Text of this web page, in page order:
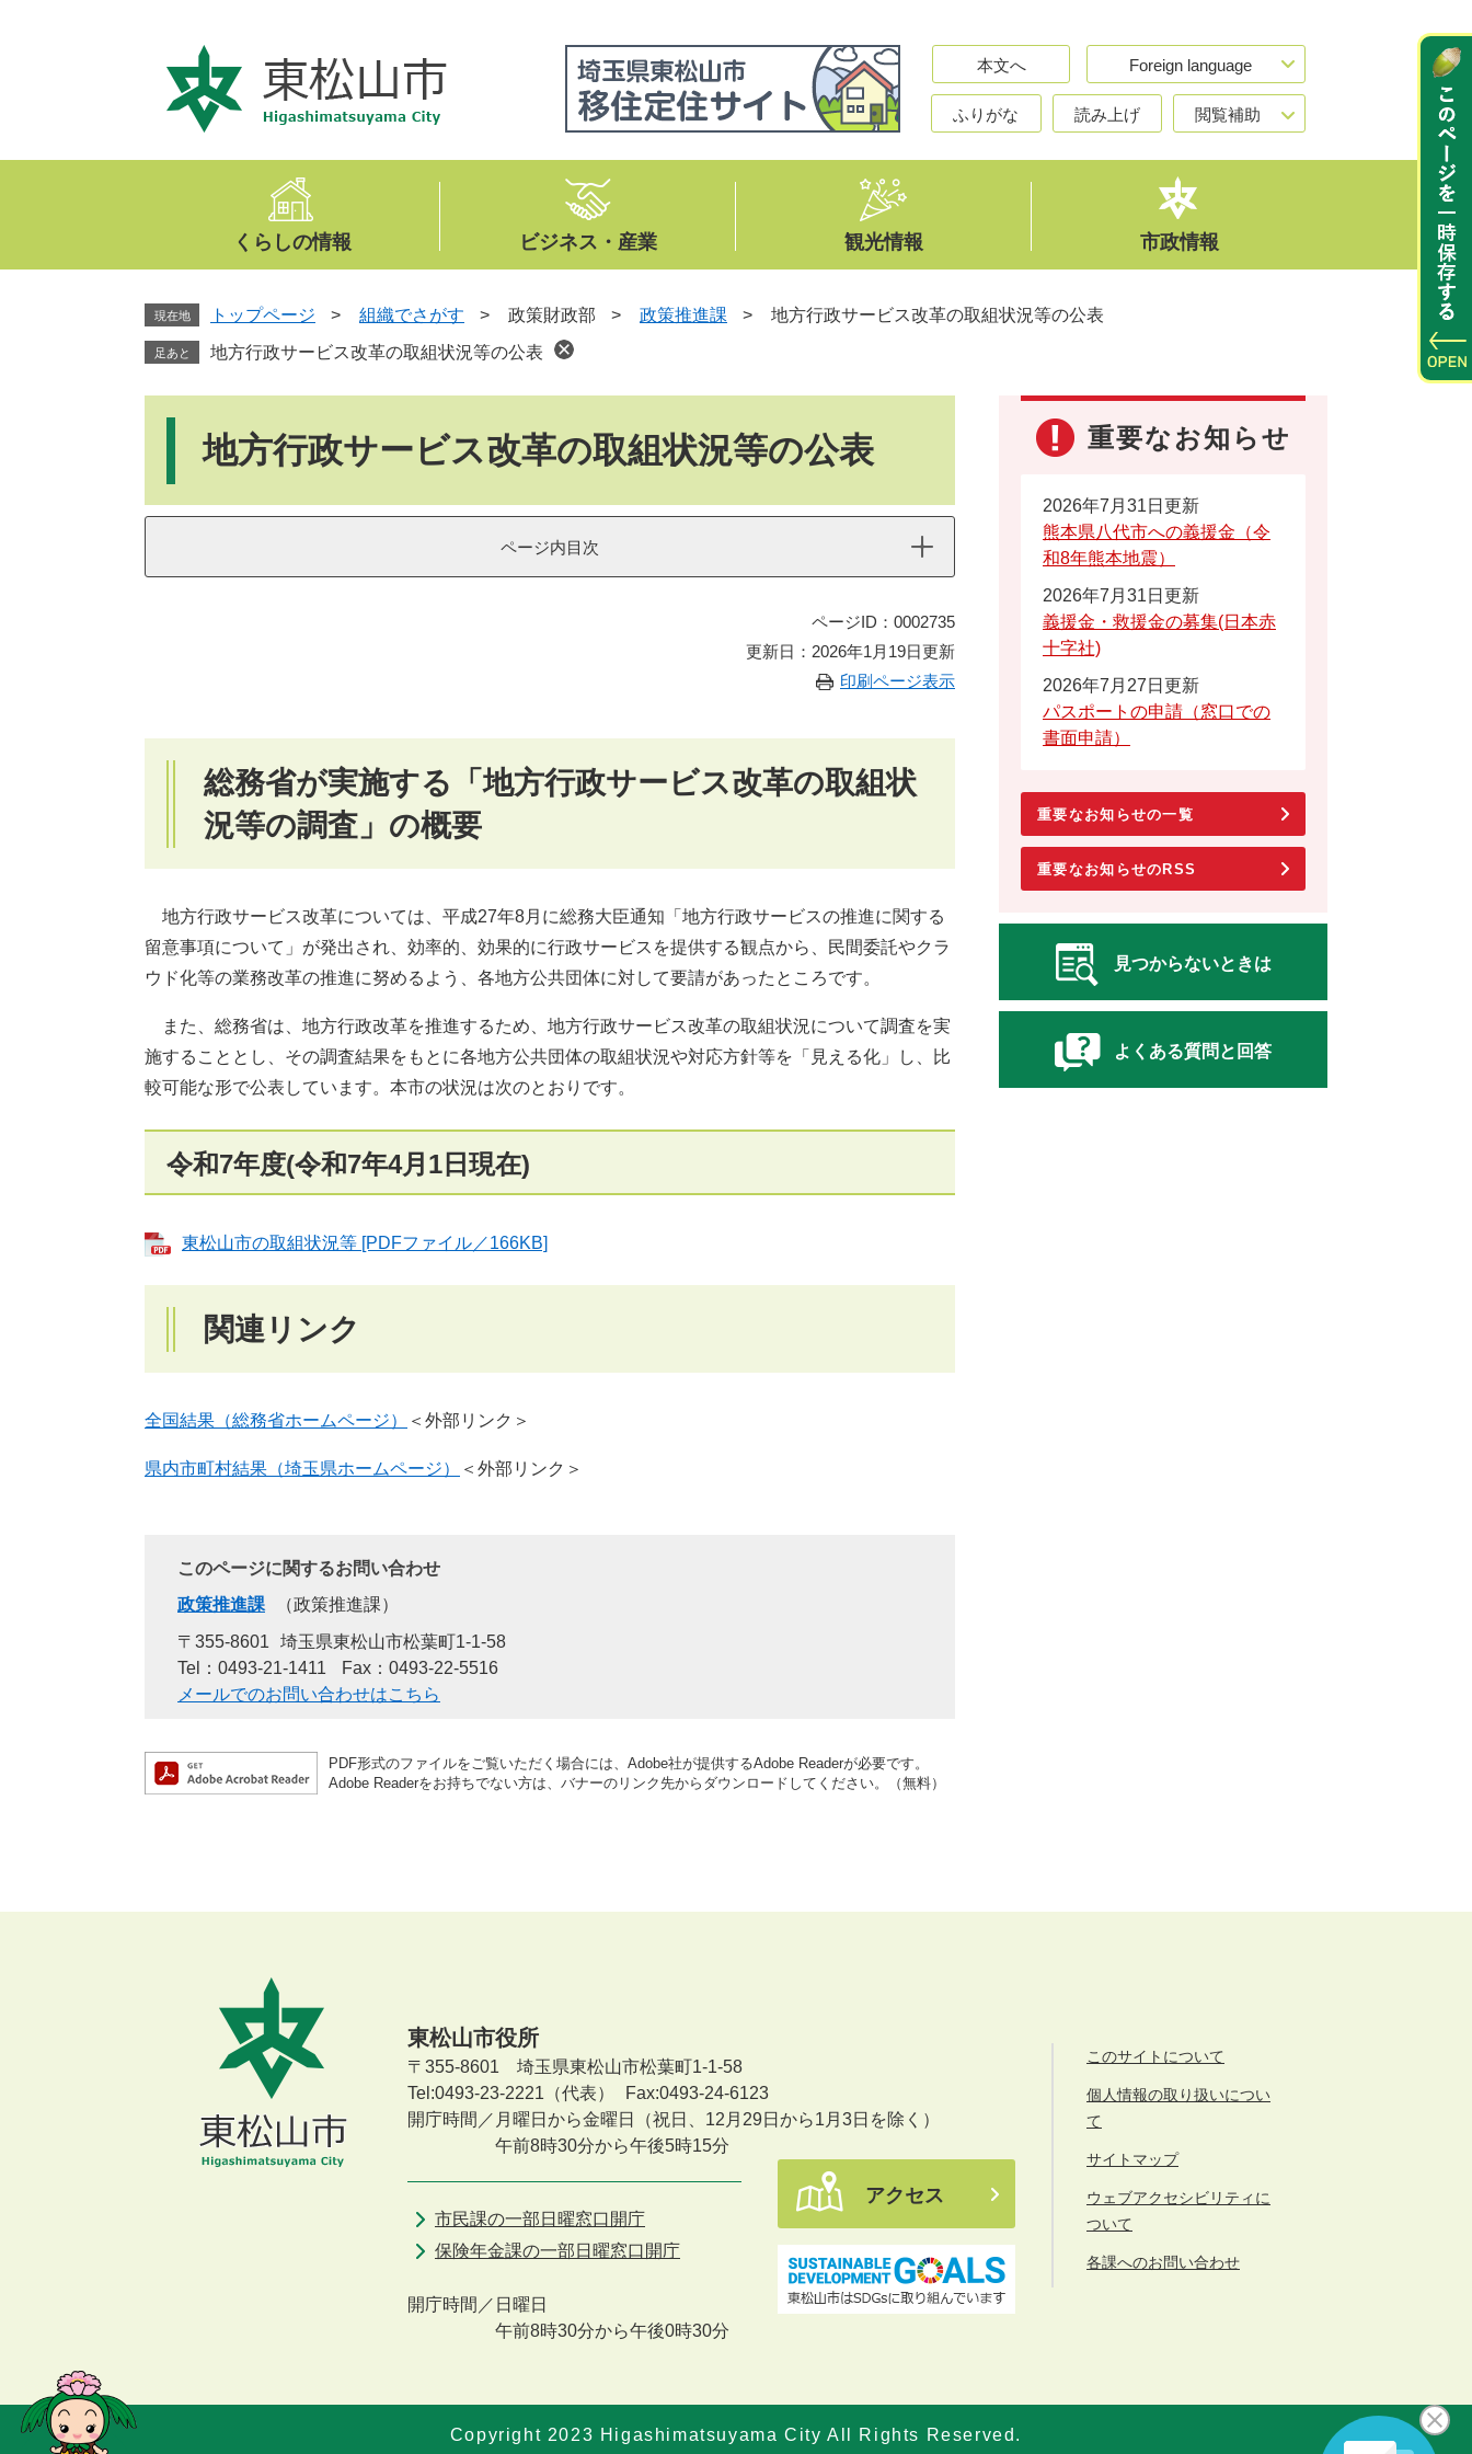
文
本文へ Foreign language
ふりがな 読み上げ 閲覧補助
くらしの情報 ビジネス・産業 観光情報 市政情報
現在地 トップページ > 組織でさがす > 政策財政部 > 政策推進課 > 地方行政サービス改革の取組状況等の公表
足あと 地方行政サービス改革の取組状況等の公表
地方行政サービス改革の取組状況等の公表
ページ内目次
ページID：0002735
更新日：2026年1月19日更新
印刷ページ表示
総務省が実施する「地方行政サービス改革の取組状
況等の調査」の概要
地方行政サービス改革については、平成27年8月に総務大臣通知「地方行政サービスの推進に関する
留意事項について」が発出され、効率的、効果的に行政サービスを提供する観点から、民間委託やクラ
ウド化等の業務改革の推進に努めるよう、各地方公共団体に対して要請があったところです。
また、総務省は、地方行政改革を推進するため、地方行政サービス改革の取組状況について調査を実
施することとし、その調査結果をもとに各地方公共団体の取組状況や対応方針等を「見える化」し、比
較可能な形で公表しています。本市の状況は次のとおりです。
令和7年度(令和7年4月1日現在)
東松山市の取組状況等 [PDFファイル／166KB]
関連リンク
全国結果（総務省ホームページ） ＜外部リンク＞
県内市町村結果（埼玉県ホームページ） ＜外部リンク＞
このページに関するお問い合わせ
政策推進課
政策推進課
〒355-8601
埼玉県東松山市松葉町1-1-58
Tel：0493-21-1411
Fax：0493-22-5516
メールでのお問い合わせはこちら
PDF形式のファイルをご覧いただく場合には、Adobe社が提供するAdobe Readerが必要です。
Adobe Readerをお持ちでない方は、バナーのリンク先からダウンロードしてください。（無料）
重要なお知らせ
2026年7月31日更新
熊本県八代市への義援金（令
和8年熊本地震）
2026年7月31日更新
義援金・救援金の募集(日本赤
十字社)
2026年7月27日更新
パスポートの申請（窓口での
書面申請）
重要なお知らせの一覧
重要なお知らせのRSS
見つからないときは
よくある質問と回答
東松山市役所
〒355-8601 埼玉県東松山市松葉町1-1-58
Tel:0493-23-2221（代表）
Fax:0493-24-6123
開庁時間／月曜日から金曜日
（祝日、12月29日から1月3日を除く）
午前8時30分から午後5時15分
市民課の一部日曜窓口開庁
保険年金課の一部日曜窓口開庁
開庁時間／ 日曜日
午前8時30分から午後0時30分
アクセス
このサイトについて
個人情報の取り扱いについ
て
サイトマップ
ウェブアクセシビリティに
ついて
各課へのお問い合わせ
Copyright 2023 Higashimatsuyama City All Rights Reserved.